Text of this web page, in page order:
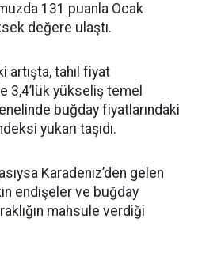
131 puanla Ocak
değere ulaştı.
artışta, tahıl fiyat
3,4’lük yükseliş temel
buğday fiyatlarındaki
yukarı taşıdı.
Karadeniz’den gelen
endişeler ve buğday
mahsule verdiği